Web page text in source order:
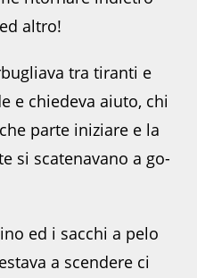
altro!
tra tiranti e
e chiedeva aiuto, chi
parte iniziare e la
si scatenavano a go-
ed i sacchi a pelo
a scendere ci